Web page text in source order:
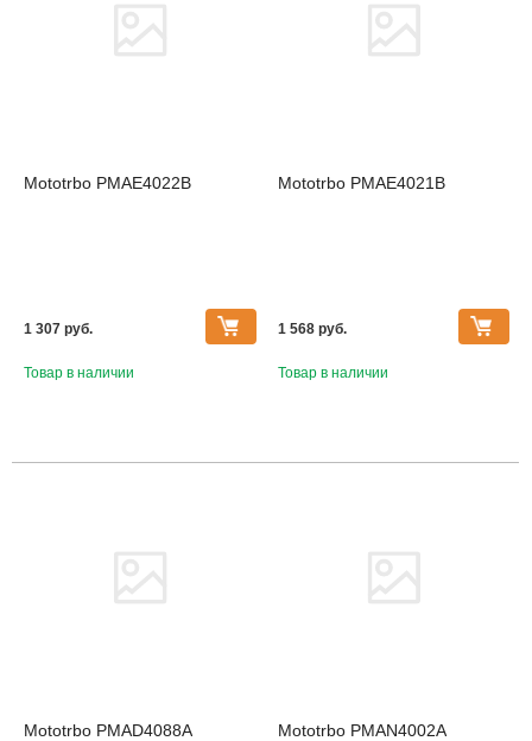
Mototrbo PMAE4022B
1 307 pуб.
Товар в наличии
Mototrbo PMAE4021B
1 568 pуб.
Товар в наличии
Mototrbo PMAD4088A Mototrbo PMAN4002A